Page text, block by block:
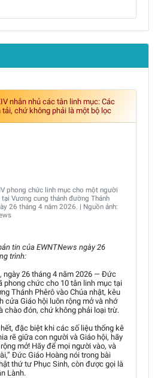
nhắn nhủ các tân linh mục: Các
chứ không phải là một bộ lọc
phong chức linh mục cho một người
Vương cung thánh đường Thánh
26 tháng 4 năm 2026. | Nguồn ảnh:
tin của EWNTNews ngày 26
trình:
ngày 26 tháng 4 năm 2026 — Đức
phong chức cho 10 tân linh mục tại
Thánh Phêrô vào Chúa nhật, kêu
cửa Giáo hội luôn rộng mở và nhớ
chào đón, chứ không phải loại trừ.
đặc biệt khi các số liệu thống kê
rẽ giữa con người và Giáo hội, hãy
mở! Hãy để mọi người vào, và
Đức Giáo Hoàng nói trong bài
thứ tư Phục Sinh, còn được gọi là
Lành.